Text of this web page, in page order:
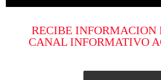
RECIBE INFORMACION
CANAL INFORMATIVO